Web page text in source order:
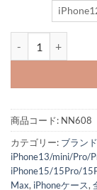
商品コード: NN608
カテゴリー: ブランド
iPhone13/mini/Pro/
iPhone15/15Pro/
Max, iPhoneケース,